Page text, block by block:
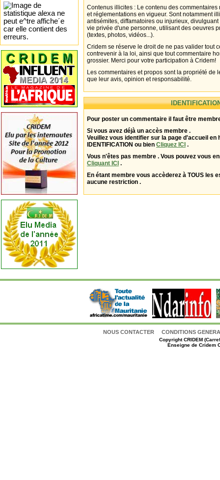
Contenus illicites : Le contenu des
et réglementations en vigueur. Sont notamment
antisémites, diffamatoires ou injurieux,
vie privée d'une personne, utilisant des oeuvres
(textes, photos, vidéos...).
Cridem se réserve le droit de ne pas valider tout
contrevenir à la loi, ainsi que tout commentaire
grossier. Merci pour votre participation à Cridem!
Les commentaires et propos sont la propriété de
que leur avis, opinion et responsabilité.
Pour poster un commentaire il faut être
Si vous avez déjà un accès membre .
Veuillez vous identifier sur la page d'accueil en
IDENTIFICATION ou bien Cliquez ICI .
Vous n'êtes pas membre . Vous pouvez vous
Cliquant ICI .
En étant membre vous accèderez à TOUS les
aucune restriction .
NOUS CONTACTER CONDITIONS
CopyrightCRIDEM
Enseigne de Cridem